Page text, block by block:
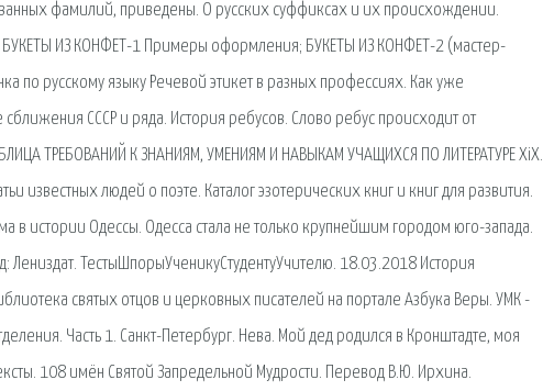
фамилий, приведены. О русских суффиксах и их происхождении.
БУКЕТЫ ИЗ КОНФЕТ-1 Примеры оформления; БУКЕТЫ ИЗ КОНФЕТ-2 (мастер-
по русскому языку Речевой этикет в разных профессиях. Как уже
СССР и ряда. История ребусов. Слово ребус происходит от
ТРЕБОВАНИЙ К ЗНАНИЯМ, УМЕНИЯМ И НАВЫКАМ УЧАЩИХСЯ ПО ЛИТЕРАТУРЕ ХiХ.
известных людей о поэте. Каталог эзотерических книг и книг для развития.
в истории Одессы. Одесса стала не только крупнейшим городом юго-запада.
ТестыШпорыУченикуСтудентуУчителю. 18.03.2018 История
святых отцов и церковных писателей на портале Азбука Веры. УМК -
Часть 1. Санкт-Петербург. Нева. Мой дед родился в Кронштадте, моя
108 имён Святой Запредельной Мудрости. Перевод В.Ю. Ирхина.